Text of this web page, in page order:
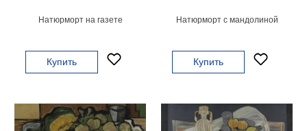
размеров
Наши
Натюрморт на газете
Купить
Натюрморт с мандолиной
Купить